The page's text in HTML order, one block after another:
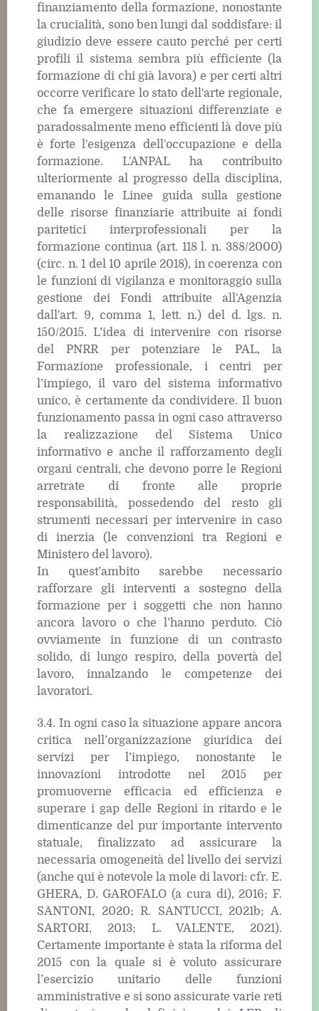
finanziamento della formazione, nonostante
la crucialità, sono ben lungi dal soddisfare: il
giudizio deve essere cauto perché per certi
profili il sistema sembra più efficiente (la
formazione di chi già lavora) e per certi altri
occorre verificare lo stato dell'arte regionale,
che fa emergere situazioni differenziate e
paradossalmente meno efficienti là dove più
è forte l'esigenza dell'occupazione e della
formazione. L'ANPAL ha contribuito
ulteriormente al progresso della disciplina,
emanando le Linee guida sulla gestione
delle risorse finanziarie attribuite ai fondi
paritetici interprofessionali per la
formazione continua (art. 118 l. n. 388/2000)
(circ. n. 1 del 10 aprile 2018), in coerenza con
le funzioni di vigilanza e monitoraggio sulla
gestione dei Fondi attribuite all'Agenzia
dall'art. 9, comma 1, lett. n.) del d. lgs. n.
150/2015. L’idea di intervenire con risorse
del PNRR per potenziare le PAL, la
Formazione professionale, i centri per
l’impiego, il varo del sistema informativo
unico, è certamente da condividere. Il buon
funzionamento passa in ogni caso attraverso
la realizzazione del Sistema Unico
informativo e anche il rafforzamento degli
organi centrali, che devono porre le Regioni
arretrate di fronte alle proprie
responsabilità, possedendo del resto gli
strumenti necessari per intervenire in caso
di inerzia (le convenzioni tra Regioni e
Ministero del lavoro).
In quest’ambito sarebbe necessario
rafforzare gli interventi a sostegno della
formazione per i soggetti che non hanno
ancora lavoro o che l’hanno perduto. Ciò
ovviamente in funzione di un contrasto
solido, di lungo respiro, della povertà del
lavoro, innalzando le competenze dei
lavoratori.
3.4. In ogni caso la situazione appare ancora
critica nell’organizzazione giuridica dei
servizi per l’impiego, nonostante le
innovazioni introdotte nel 2015 per
promuoverne efficacia ed efficienza e
superare i gap delle Regioni in ritardo e le
dimenticanze del pur importante intervento
statuale, finalizzato ad assicurare la
necessaria omogeneità del livello dei servizi
(anche qui è notevole la mole di lavori: cfr. E.
GHERA, D. GAROFALO (a cura di), 2016; F.
SANTONI, 2020; R. SANTUCCI, 2021b; A.
SARTORI, 2013; L. VALENTE, 2021).
Certamente importante è stata la riforma del
2015 con la quale si è voluto assicurare
l’esercizio unitario delle funzioni
amministrative e si sono assicurate varie reti